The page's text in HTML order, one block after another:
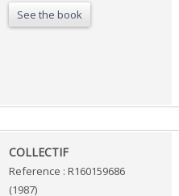
See the book
‎COLLECTIF‎
Reference : R160159686
(1987)